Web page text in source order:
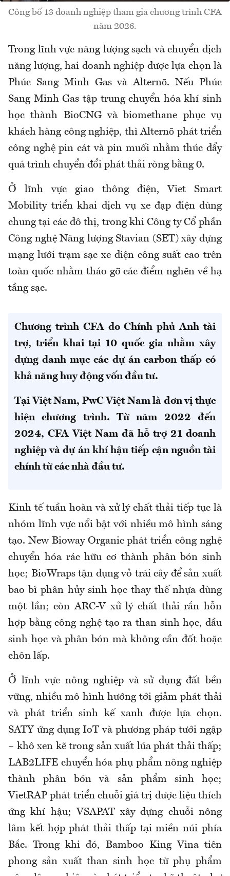
Công bố 13 doanh nghiệp tham gia chương trình CFA
năm 2026.
Trong lĩnh vực năng lượng sạch và chuyển dịch
năng lượng, hai doanh nghiệp được lựa chọn là
Phúc Sang Minh Gas và Alternō. Nếu Phúc
Sang Minh Gas tập trung chuyển hóa khí sinh
học thành BioCNG và biomethane phục vụ
khách hàng công nghiệp, thì Alternō phát triển
công nghệ pin cát và pin muối nhằm thúc đẩy
quá trình chuyển đổi phát thải ròng bằng 0.
Ở lĩnh vực giao thông điện, Viet Smart
Mobility triển khai dịch vụ xe đạp điện dùng
chung tại các đô thị, trong khi Công ty Cổ phần
Công nghệ Năng lượng Stavian (SET) xây dựng
mạng lưới trạm sạc xe điện công suất cao trên
toàn quốc nhằm tháo gỡ các điểm nghẽn về hạ
tầng sạc.
Chương trình CFA do Chính phủ Anh tài
trợ, triển khai tại 10 quốc gia nhằm xây
dựng danh mục các dự án carbon thấp có
khả năng huy động vốn đầu tư.
Tại Việt Nam, PwC Việt Nam là đơn vị thực
hiện chương trình. Từ năm 2022 đến
2024, CFA Việt Nam đã hỗ trợ 21 doanh
nghiệp và dự án khí hậu tiếp cận nguồn tài
chính từ các nhà đầu tư.
Kinh tế tuần hoàn và xử lý chất thải tiếp tục là
nhóm lĩnh vực nổi bật với nhiều mô hình sáng
tạo. New Bioway Organic phát triển công nghệ
chuyển hóa rác hữu cơ thành phân bón sinh
học; BioWraps tận dụng vỏ trái cây để sản xuất
bao bì phân hủy sinh học thay thế nhựa dùng
một lần; còn ARC-V xử lý chất thải rắn hỗn
hợp bằng công nghệ tạo ra than sinh học, dầu
sinh học và phân bón mà không cần đốt hoặc
chôn lấp.
Ở lĩnh vực nông nghiệp và sử dụng đất bền
vững, nhiều mô hình hướng tới giảm phát thải
và phát triển sinh kế xanh được lựa chọn.
SATY ứng dụng IoT và phương pháp tưới ngập
– khô xen kẽ trong sản xuất lúa phát thải thấp;
LAB2LIFE chuyển hóa phụ phẩm nông nghiệp
thành phân bón và sản phẩm sinh học;
VietRAP phát triển chuỗi giá trị dược liệu thích
ứng khí hậu; VSAPAT xây dựng chuỗi nông
lâm kết hợp phát thải thấp tại miền núi phía
Bắc. Trong khi đó, Bamboo King Vina tiên
phong sản xuất than sinh học từ phụ phẩm